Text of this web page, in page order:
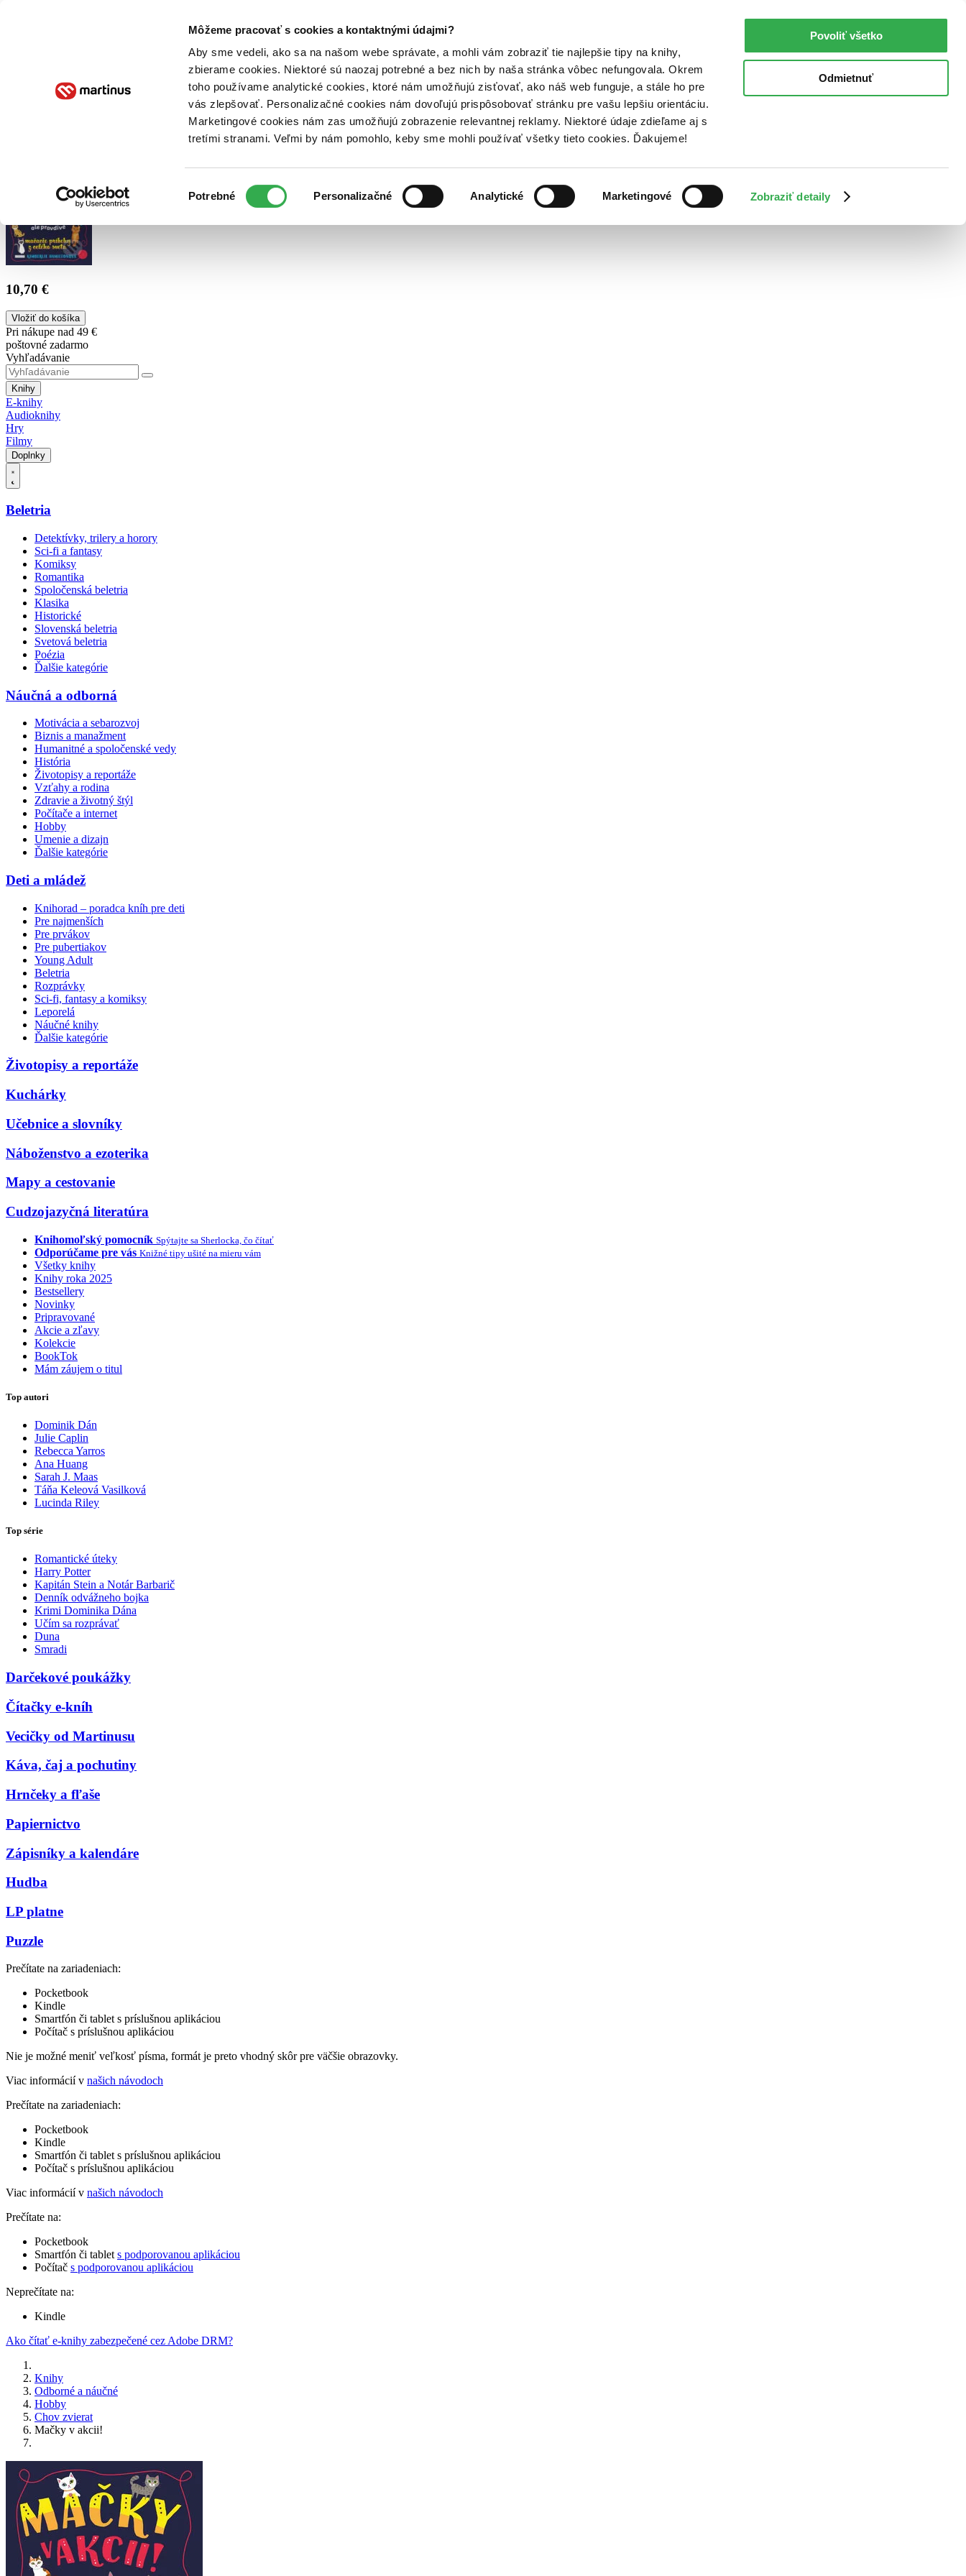
Môžeme pracovať s cookies a kontaktnými údajmi?
Aby sme vedeli, ako sa na našom webe správate, a mohli vám zobraziť tie najlepšie tipy na knihy,
zbierame cookies. Niektoré sú naozaj potrebné a bez nich by naša stránka vôbec nefungovala. Okrem
toho používame analytické cookies, ktoré nám umožňujú zisťovať, ako náš web funguje, a stále ho pre
vás zlepšovať. Personalizačné cookies nám dovoľujú prispôsobovať stránku pre vašu lepšiu orientáciu.
Marketingové cookies nám zas umožňujú zobrazenie relevantnej reklamy. Niektoré údaje zdieľame aj s
tretími stranami. Veľmi by nám pomohlo, keby sme mohli používať všetky tieto cookies. Ďakujeme!
súhlasu
Potrebné Personalizačné Analytické Marketingové Zobraziť detaily
Povoliť všetko
Odmietnuť
Poukážky Kontakt
10,70 €
Vložiť do košíka
Pri nákupe nad 49 €
poštovné zadarmo
Vyhľadávanie
Knihy
E-knihy
Audioknihy
Hry
Filmy
Doplnky
Beletria
Detektívky, trilery a horory
Sci-fi a fantasy
Komiksy
Romantika
Spoločenská beletria
Klasika
Historické
Slovenská beletria
Svetová beletria
Poézia
Ďalšie kategórie
Náučná a odborná
Motivácia a sebarozvoj
Biznis a manažment
Humanitné a spoločenské vedy
História
Životopisy a reportáže
Vzťahy a rodina
Zdravie a životný štýl
Počítače a internet
Hobby
Umenie a dizajn
Ďalšie kategórie
Deti a mládež
Knihorad – poradca kníh pre deti
Pre najmenších
Pre prvákov
Pre pubertiakov
Young Adult
Beletria
Rozprávky
Sci-fi, fantasy a komiksy
Leporelá
Náučné knihy
Ďalšie kategórie
Životopisy a reportáže
Kuchárky
Učebnice a slovníky
Náboženstvo a ezoterika
Mapy a cestovanie
Cudzojazyčná literatúra
Knihomoľský pomocník Spýtajte sa Sherlocka, čo čítať
Odporúčame pre vás Knižné tipy ušité na mieru vám
Všetky knihy
Knihy roka 2025
Bestsellery
Novinky
Pripravované
Akcie a zľavy
Kolekcie
BookTok
Mám záujem o titul
Top autori
Dominik Dán
Julie Caplin
Rebecca Yarros
Ana Huang
Sarah J. Maas
Táňa Keleová Vasilková
Lucinda Riley
Top série
Romantické úteky
Harry Potter
Kapitán Stein a Notár Barbarič
Denník odvážneho bojka
Krimi Dominika Dána
Učím sa rozprávať
Duna
Smradi
Darčekové poukážky
Čítačky e-kníh
Vecičky od Martinusu
Káva, čaj a pochutiny
Hrnčeky a fľaše
Papiernictvo
Zápisníky a kalendáre
Hudba
LP platne
Puzzle
Prečítate na zariadeniach:
Pocketbook
Kindle
Smartfón či tablet s príslušnou aplikáciou
Počítač s príslušnou aplikáciou
Nie je možné meniť veľkosť písma, formát je preto vhodný skôr pre väčšie obrazovky.
Viac informácií v našich návodoch
Prečítate na zariadeniach:
Pocketbook
Kindle
Smartfón či tablet s príslušnou aplikáciou
Počítač s príslušnou aplikáciou
Viac informácií v našich návodoch
Prečítate na:
Pocketbook
Smartfón či tablet s podporovanou aplikáciou
Počítač s podporovanou aplikáciou
Neprečítate na:
Kindle
Ako čítať e-knihy zabezpečené cez Adobe DRM?
Knihy
Odborné a náučné
Hobby
Chov zvierat
Mačky v akcii!